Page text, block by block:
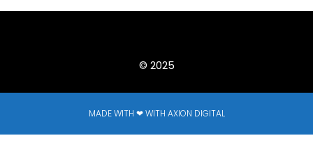
© 2025
MADE WITH ❤ WITH AXION DIGITAL